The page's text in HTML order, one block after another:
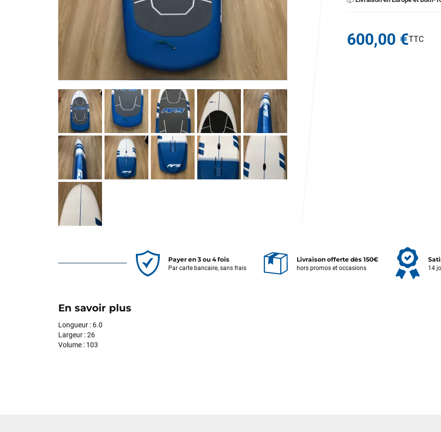
600,00 €
Payer en 3 ou 4 fois
Par carte bancaire, sans frais
Livraison offerte dès 150€
hors promos et occasions 14
En savoir plus
Longueur : 6.0
Largeur : 26
Volume : 103
Votre satisfaction est notre priorité !